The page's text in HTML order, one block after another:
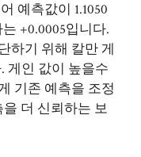
예측값이 1.1050
+0.0005입니다.
하기 위해 칼만 게
게인 값이 높을수
기존 예측을 조정
더 신뢰하는 보